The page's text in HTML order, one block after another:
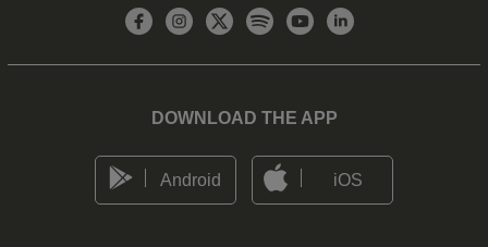
DOWNLOAD THE APP
Android iOS